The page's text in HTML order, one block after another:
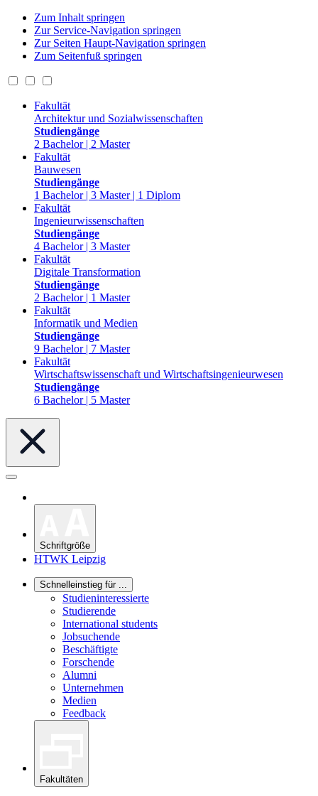
Zum Inhalt springen
Zur Service-Navigation springen
Zur Seiten Haupt-Navigation springen
Zum Seitenfuß springen
Fakultät
Architektur und Sozialwissenschaften
Studiengänge
2 Bachelor | 2 Master
Fakultät
Bauwesen
Studiengänge
1 Bachelor | 3 Master | 1 Diplom
Fakultät
Ingenieurwissenschaften
Studiengänge
4 Bachelor | 3 Master
Fakultät
Digitale Transformation
Studiengänge
2 Bachelor | 1 Master
Fakultät
Informatik und Medien
Studiengänge
9 Bachelor | 7 Master
Fakultät
Wirtschaftswissenschaft und Wirtschaftsingenieurwesen
Studiengänge
6 Bachelor | 5 Master
Schriftgröße
HTWK Leipzig
Schnelleinstieg für ...
Studieninteressierte
Studierende
International students
Jobsuchende
Beschäftigte
Forschende
Alumni
Unternehmen
Medien
Feedback
Fakultäten